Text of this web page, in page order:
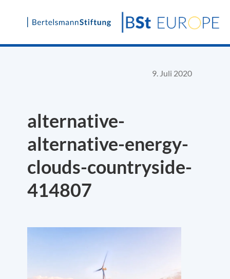
Skip
9. Juli 2020
alternative-
alternative-energy-
clouds-countryside-
414807